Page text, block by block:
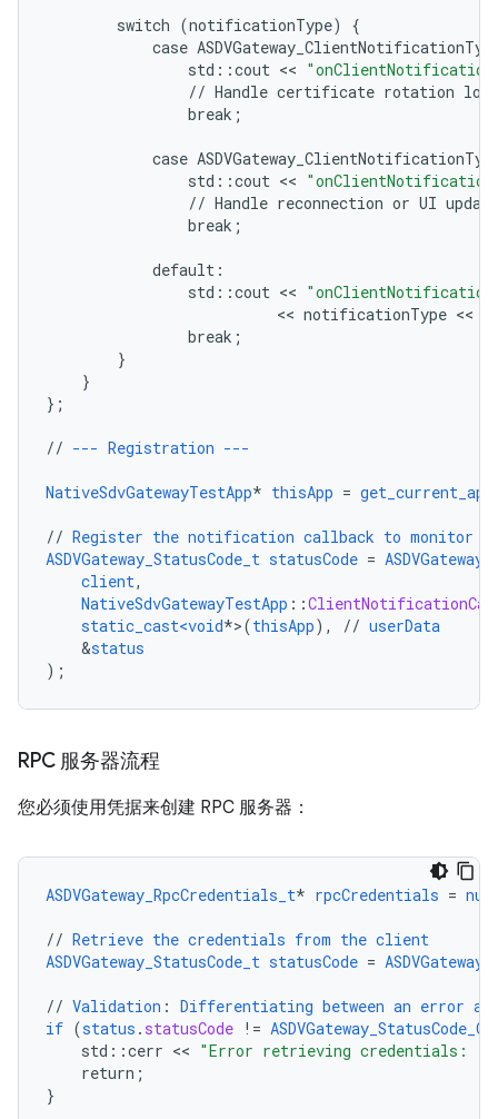
switch (notificationType)
{
case
std ::cout << "onClientNotification:
// Handle certificate rotation
break ;
case
std ::cout <<
// Handle reconnection or UI
break ;
default :
std ::cout <<
                          <<
notificationType <<
break ;
}
}
} ;
// --- Registration ---
NativeSdvGatewayTestApp* thisApp =
// Register the notification callback to monitor
ASDVGateway_StatusCode_t statusCode =
client,
NativeSdvGatewayTestApp ::
static_cast<void*>(thisApp), // userData
&status
);
RPC 服务器流程
您必须使用凭据来创建 RPC 服务器：
ASDVGateway_RpcCredentials_t* rpcCredentials =
// Retrieve the credentials from the client
ASDVGateway_StatusCode_t statusCode =
// Validation : Differentiating between an error
if (status . statusCode != ASDVGateway_StatusCode_OK
std : :cerr << "Error retrieving credentials: "
return ;
}